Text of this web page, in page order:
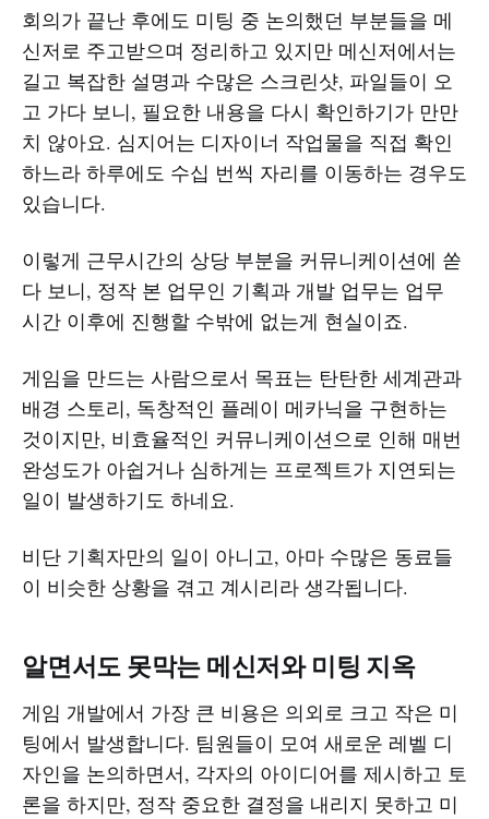
회의가 끝난 후에도 미팅 중 논의했던 부분들을 메
신저로 주고받으며 정리하고 있지만 메신저에서는
길고 복잡한 설명과 수많은 스크린샷, 파일들이 오
고 가다 보니, 필요한 내용을 다시 확인하기가 만만
치 않아요. 심지어는 디자이너 작업물을 직접 확인
하느라 하루에도 수십 번씩 자리를 이동하는 경우도
있습니다.
이렇게 근무시간의 상당 부분을 커뮤니케이션에 쏟
다 보니, 정작 본 업무인 기획과 개발 업무는 업무
시간 이후에 진행할 수밖에 없는게 현실이죠.
게임을 만드는 사람으로서 목표는 탄탄한 세계관과
배경 스토리, 독창적인 플레이 메카닉을 구현하는
것이지만, 비효율적인 커뮤니케이션으로 인해 매번
완성도가 아쉽거나 심하게는 프로젝트가 지연되는
일이 발생하기도 하네요.
비단 기획자만의 일이 아니고, 아마 수많은 동료들
이 비슷한 상황을 겪고 계시리라 생각됩니다.
알면서도 못막는 메신저와 미팅 지옥
게임 개발에서 가장 큰 비용은 의외로 크고 작은 미
팅에서 발생합니다. 팀원들이 모여 새로운 레벨 디
자인을 논의하면서, 각자의 아이디어를 제시하고 토
론을 하지만, 정작 중요한 결정을 내리지 못하고 미